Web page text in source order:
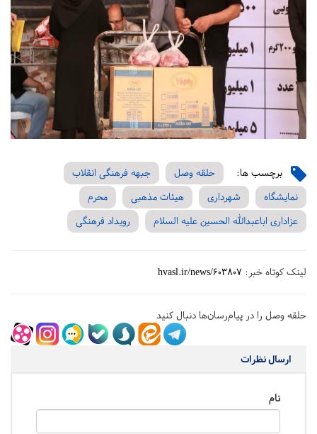
برچسب ها: حلقه وصل
جبهه فرهنگی انقلاب
نمایشگاه
شهرداری هیئات مذهبی
محرم
عزاداری اباعبدالله الحسین علیه السلام
رویداد فرهنگی
لینک کوتاه خبر: hvasl.ir/news/603807
حلقه وصل را در پیام‌رسان‌ها دنبال کنید
ارسال نظرات
نام